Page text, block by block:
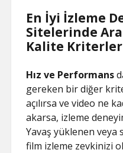
En İyi İzleme
Sitelerinde
Kalite
Hız ve Performans
gereken bir diğer
açılırsa ve video ne
akarsa, izleme
Yavaş yüklenen veya
film izleme zevkinizi